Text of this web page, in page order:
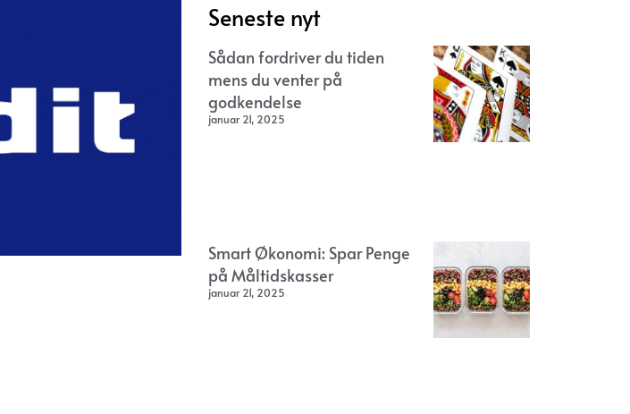
Seneste nyt
Sådan fordriver du tiden
mens du venter på
godkendelse
januar 21, 2025
Smart Økonomi: Spar Penge
på Måltidskasser
januar 21, 2025